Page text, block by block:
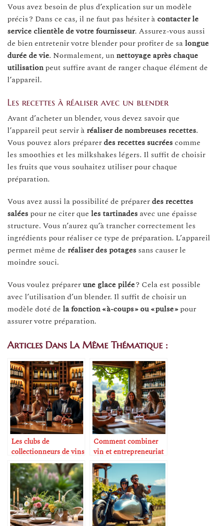
Vous avez besoin de plus d’explication sur un modèle
précis ? Dans ce cas, il ne faut pas hésiter àcontacter le
service clientèle de votre fournisseur. Assurez-vous aussi
de bien entretenir votre blender pour profiter de salongue
durée de vie. Normalement, unnettoyageaprèschaque
utilisationpeut suffire avant de ranger chaque élément de
l’appareil.
Les recettes à réaliser avec un blender
Avant d’acheter un blender, vous devez savoir que
l’appareil peut servir àréaliserdenombreusesrecettes.
Vous pouvez alors préparerdesrecettes sucréescomme
les smoothies et les milkshakes légers. Il suffit de choisir
les fruits que vous souhaitez utiliser pour chaque
préparation.
Vous avez aussi la possibilité de préparerdesrecettes
salées pour ne citer que lestartinadesavec une épaisse
structure. Vous n’aurez qu’à trancher correctement les
ingrédients pour réaliser ce type de préparation. L’appareil
permet même de réaliserdes potages sans causer le
moindre souci.
Vous voulez préparerune glace pilée? Cela est possible
avec l’utilisation d’un blender. Il suffit de choisir un
modèle doté de la fonction « à-coups » ou « pulse »pour
assurer votre préparation.
Articles Dans La Même Thématique :
Les clubs de
collectionneurs de vins
rares comme business
model
Comment combiner
vin et entrepreneuriat
social